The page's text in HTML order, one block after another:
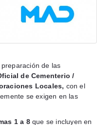
de las
de Cementerio /
Locales, con el
se exigen en las
1 a 8 que se incluyen en